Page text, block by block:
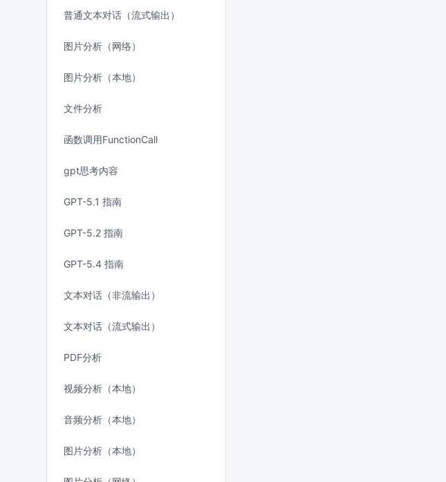
普通文本对话（流式输出）
图片分析（网络）
图片分析（本地）
文件分析
函数调用FunctionCall
gpt思考内容
GPT-5.1 指南
GPT-5.2 指南
GPT-5.4 指南
文本对话（非流输出）
文本对话（流式输出）
PDF分析
视频分析（本地）
音频分析（本地）
图片分析（本地）